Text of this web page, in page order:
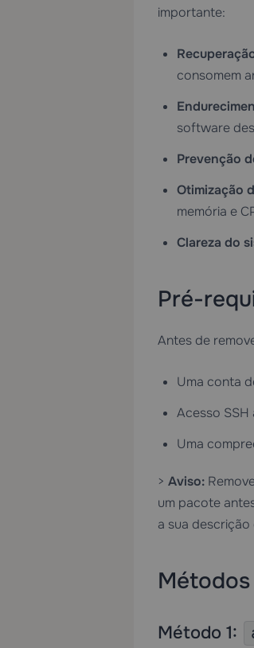
importante:
consomem
software
Prevenção
Otimização
memória e
Clareza do
Pré-
Antes de
Uma conta
Acesso SSH
Uma
> Aviso:
um pacote
a sua
Método 1: